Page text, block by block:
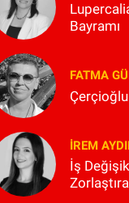
Bayramı
FATMA
İREM
İş